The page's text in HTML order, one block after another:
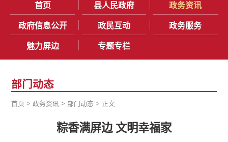
首页 县人民政府 政务资讯
政府信息公开 政民互动 政务服务
魅力屏边 专题专栏
部门动态
首页 >政务资讯 >部门动态 > 正文
粽香满屏边 文明幸福家